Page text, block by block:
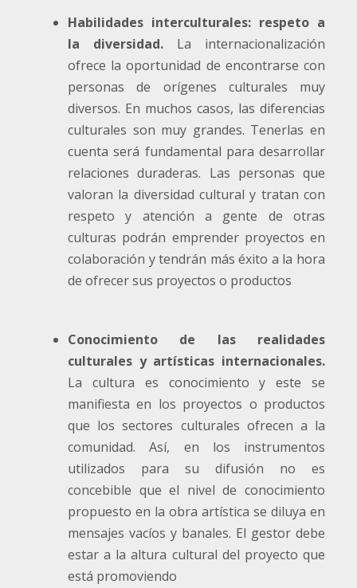
Habilidades interculturales: respeto a
la diversidad. La internacionalización
ofrece la oportunidad de encontrarse con
personas de orígenes culturales muy
diversos. En muchos casos, las diferencias
culturales son muy grandes. Tenerlas en
cuenta será fundamental para desarrollar
relaciones duraderas. Las personas que
valoran la diversidad cultural y tratan con
respeto y atención a gente de otras
culturas podrán emprender proyectos en
colaboración y tendrán más éxito a la hora
de ofrecer sus proyectos o productos
Conocimiento de las realidades
culturales y artísticas internacionales.
La cultura es conocimiento y este se
manifiesta en los proyectos o productos
que los sectores culturales ofrecen a la
comunidad. Así, en los instrumentos
utilizados para su difusión no es
concebible que el nivel de conocimiento
propuesto en la obra artística se diluya en
mensajes vacíos y banales. El gestor debe
estar a la altura cultural del proyecto que
está promoviendo